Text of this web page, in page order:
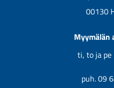
00130
Myymälän
ti, to ja
puh. 09